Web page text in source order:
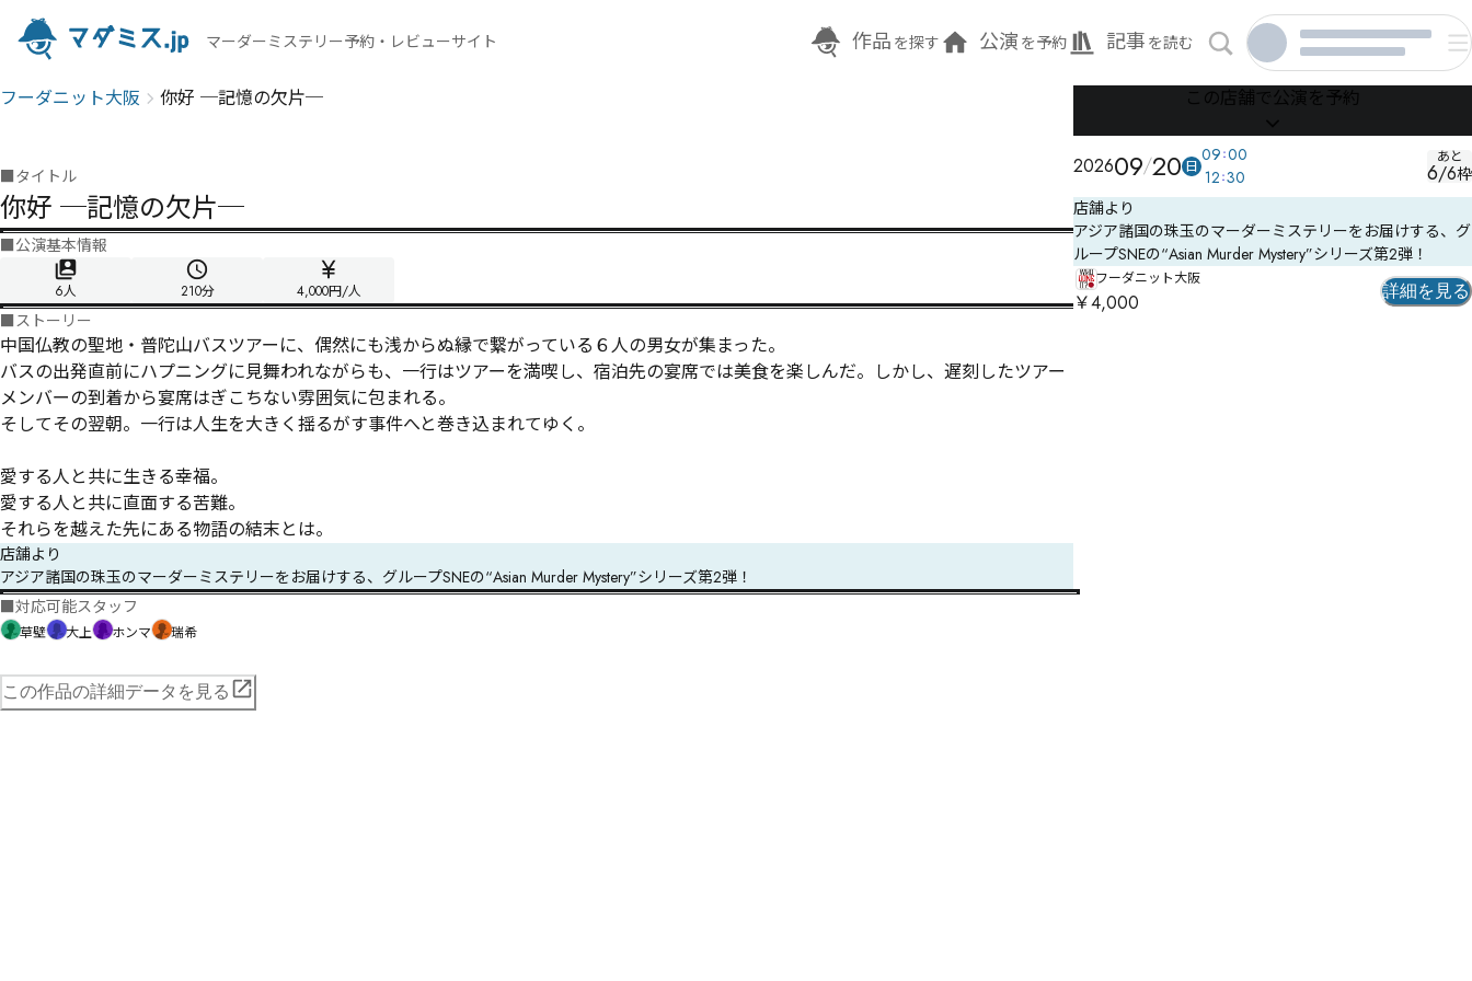
マーダーミステリー予約・レビューサイト 作品 を探す 公演 を予約 記事 を読む
フーダニット大阪 你好 ─記憶の欠片─
■タイトル
你好 ─記憶の欠片─
■公演基本情報
6人 210分 4,000円/人
■ストーリー
中国仏教の聖地・普陀山バスツアーに、偶然にも浅からぬ縁で繋がっている６人の男女が集まった。
バスの出発直前にハプニングに見舞われながらも、一行はツアーを満喫し、宿泊先の宴席では美食を楽しんだ。しかし、遅刻したツアー
メンバーの到着から宴席はぎこちない雰囲気に包まれる。
そしてその翌朝。一行は人生を大きく揺るがす事件へと巻き込まれてゆく。
愛する人と共に生きる幸福。
愛する人と共に直面する苦難。
それらを越えた先にある物語の結末とは。
店舗より
アジア諸国の珠玉のマーダーミステリーをお届けする、グループSNEの“Asian Murder Mystery”シリーズ第2弾！
■対応可能スタッフ
草壁 大上 ホンマ 瑞希
この作品の詳細データを見る
この店舗で公演を予約
202609 20 日
09 00
12 30
あと
6/6枠
店舗より
アジア諸国の珠玉のマーダーミステリーをお届けする、グ
ループSNEの“Asian Murder Mystery”シリーズ第2弾！
フーダニット大阪
￥4,000 詳細を見る